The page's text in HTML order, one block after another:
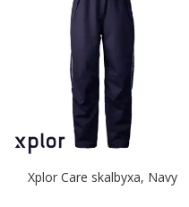
Xplor Care skalbyxa, Navy